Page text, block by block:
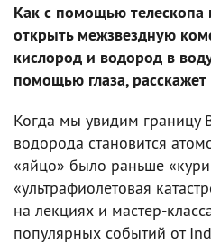
Как с помощью
открыть межзвездную
кислород и водород в
помощью глаза,
Когда мы увидим границу
водорода становится
«яйцо» было раньше
«ультрафиолетовая
на лекциях и мастер-
популярных событий от